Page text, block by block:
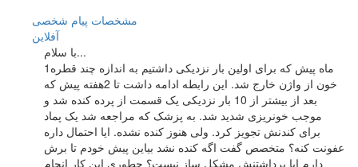
مشخصات پیام شخصی
آفلاين
با سلام...
1ماه پیش که برای اولین بار نزدیکی داشتیم به اندازه چند قطره
خون از واژن خارج شد. این رابطه ادامه داشت تا 2هفته پیش که
بعد از بیشتر از 10 بار نزدیکی یک قسمت از پرده کنده شد و
موجب خونریزی شدید شد. به پزشک که مراجعه شد یک پماد
برای کندنش تجویز کرد. ولی هنوز کنده نشده. ایا احتمال داره
عفونت کنه؟ متخصص گفت اگه کنده نشد بیاین پیش خودم تا برش
دارم ایا برداشتنش مشکل ساز نیست؟ چطوری این کار انجام